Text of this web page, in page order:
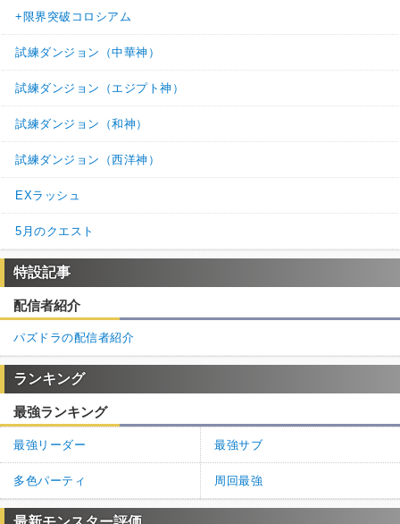
+限界突破コロシアム
試練ダンジョン（中華神）
試練ダンジョン（エジプト神）
試練ダンジョン（和神）
試練ダンジョン（西洋神）
EXラッシュ
5月のクエスト
特設記事
配信者紹介
パズドラの配信者紹介
ランキング
最強ランキング
最強リーダー 最強サブ
多色パーティ 周回最強